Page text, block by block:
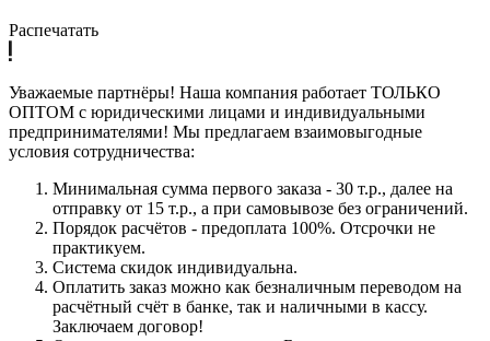
Распечатать
Уважаемые партнёры! Наша компания работает ТОЛЬКО
ОПТОМ с юридическими лицами и индивидуальными
предпринимателями! Мы предлагаем взаимовыгодные
условия сотрудничества:
Минимальная сумма первого заказа - 30 т.р., далее на
отправку от 15 т.р., а при самовывозе без ограничений.
Порядок расчётов - предоплата 100%. Отсрочки не
практикуем.
Система скидок индивидуальна.
Оплатить заказ можно как безналичным переводом на
расчётный счёт в банке, так и наличными в кассу.
Заключаем договор!